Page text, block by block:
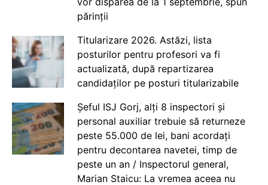
părinții
Titularizare 2026. Astăzi, lista
posturilor pentru profesori va fi
actualizată, după repartizarea
candidaților pe posturi titularizabile
Șeful ISJ Gorj, alți 8 inspectori și
personal auxiliar trebuie să returneze
peste 55.000 de lei, bani acordați
pentru decontarea navetei, timp de
peste un an / Inspectorul general,
Marian Staicu: La vremea aceea nu